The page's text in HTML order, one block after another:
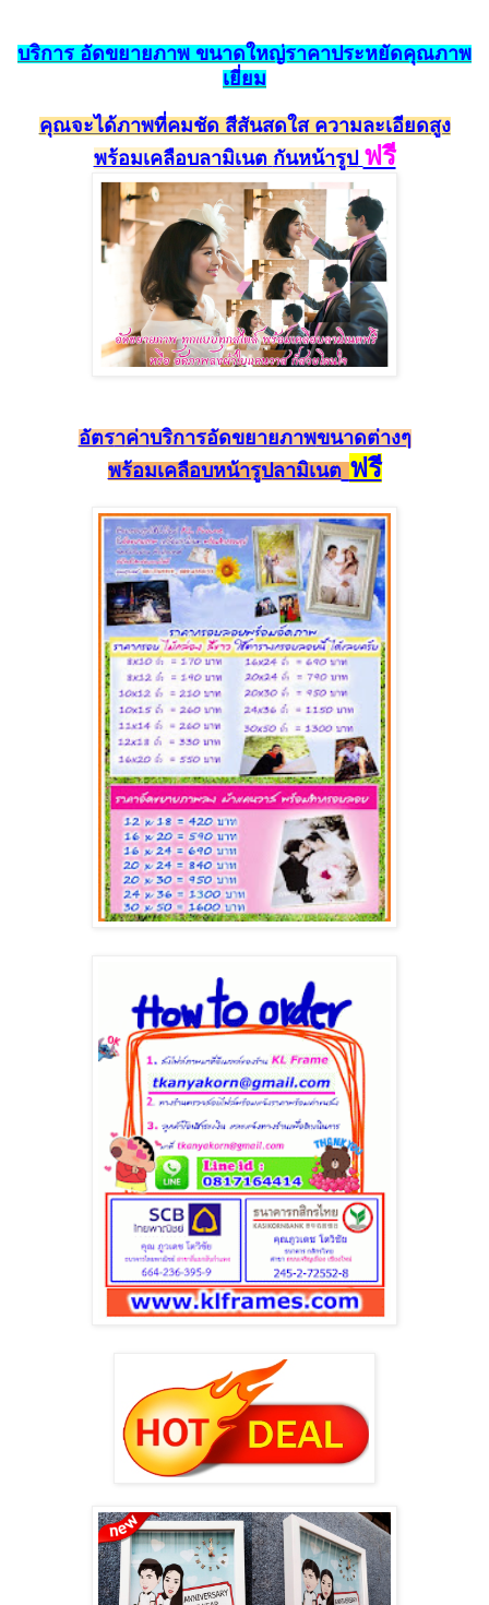
บริการ อัดขยายภาพ ขนาดใหญ่ราคาประหยัดคุณภาพ
เยี่ยม
คุณจะได้ภาพที่คมชัด สีสันสดใส ความละเอียดสูง
พร้อมเคลือบลามิเนต กันหน้ารูป ฟรี
อัตราค่าบริการอัดขยายภาพขนาดต่างๆ
พร้อมเคลือบหน้ารูปลามิเนต ฟรี